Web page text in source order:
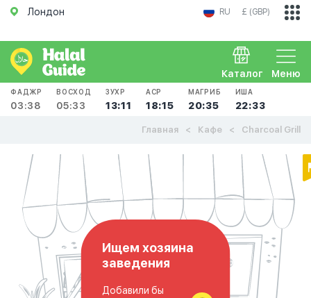
Лондон RU £ (GBP)
Меню
Каталог
ФАДЖР
03:38
ВОСХОД
05:33
ЗУХР
13:11
АСР
18:15
МАГРИБ
20:35
ИША
22:33
Главная Кафе Charcoal Grill
Ищем хозяина
заведения
Добавили бы